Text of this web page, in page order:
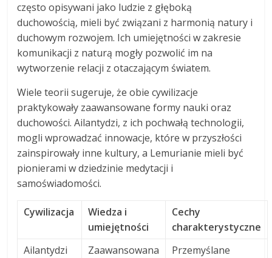
często opisywani jako ludzie z głęboką
duchowością, mieli być związani z harmonią natury i
duchowym rozwojem. Ich umiejętności w zakresie
komunikacji z naturą mogły pozwolić im na
wytworzenie relacji z otaczającym światem.
Wiele teorii sugeruje, że obie cywilizacje
praktykowały zaawansowane formy nauki oraz
duchowości. Ailantydzi, z ich pochwałą technologii,
mogli wprowadzać innowacje, które w przyszłości
zainspirowały inne kultury, a Lemurianie mieli być
pionierami w dziedzinie medytacji i
samoświadomości.
Cywilizacja
Wiedza i
umiejętności
Cechy
charakterystyczne
Ailantydzi
Zaawansowana
Przemyślane